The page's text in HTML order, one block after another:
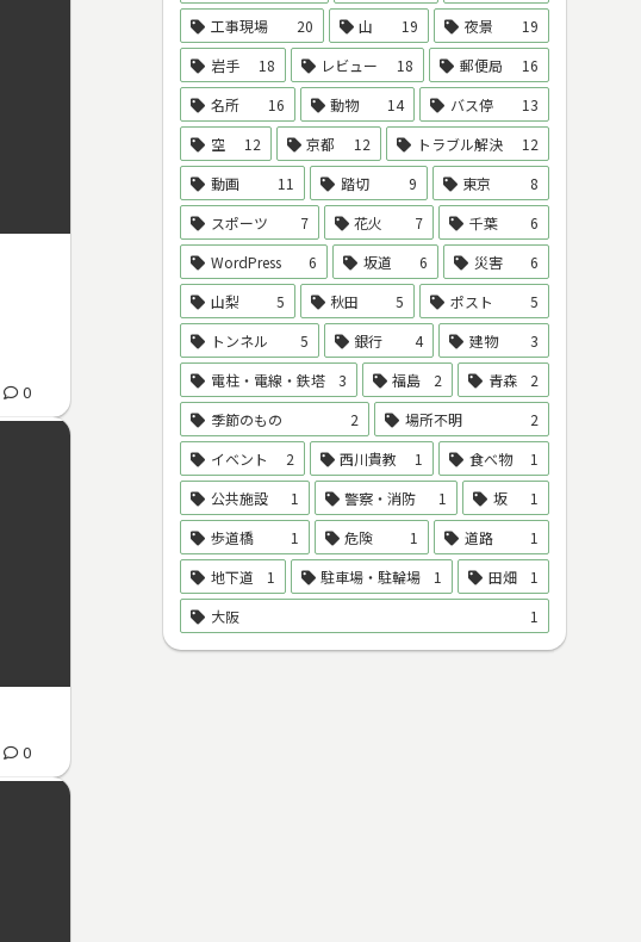
0
0
工事現場
20 山 19 夜景
19
岩手
18 レビュー 18 郵便局
16
名所
16 動物 14 バス停
13
空
12 京都 12 トラブル解決
12
動画
11 踏切 9 東京
8
スポーツ
7 花火 7 千葉
6
WordPress
6 坂道 6 災害
6
山梨
5 秋田 5 ポスト
5
トンネル
5 銀行 4 建物
3
電柱・電線・鉄塔
3 福島 2 青森
2
季節のもの
2 場所不明
2
イベント
2 西川貴教 1 食べ物
1
公共施設
1 警察・消防 1 坂
1
歩道橋
1 危険 1 道路
1
地下道
1 駐車場・駐輪場 1 田畑
1
大阪
1